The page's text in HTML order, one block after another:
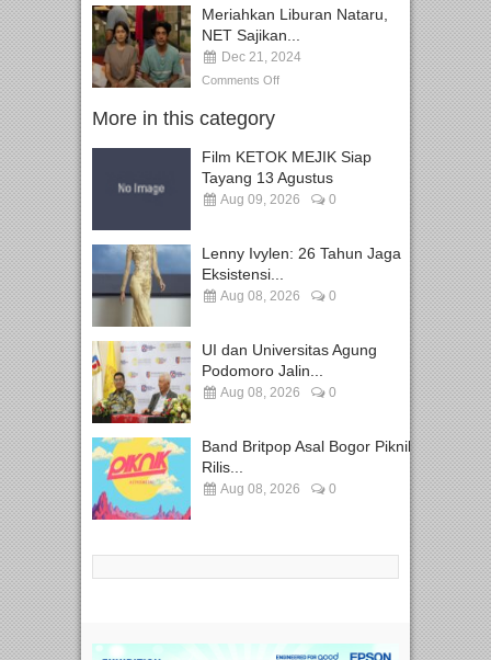
Meriahkan Liburan Nataru,
NET Sajikan...
Dec 21, 2024
Comments Off
More in this category
Film KETOK MEJIK Siap
Tayang 13 Agustus
Aug 09, 2026 0
Lenny Ivylen: 26 Tahun Jaga
Eksistensi...
Aug 08, 2026 0
UI dan Universitas Agung
Podomoro Jalin...
Aug 08, 2026 0
Band Britpop Asal Bogor Piknik
Rilis...
Aug 08, 2026 0